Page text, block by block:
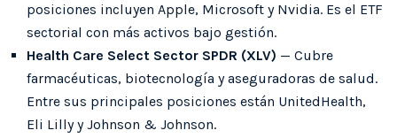
posiciones incluyen Apple, Microsoft y Nvidia. Es el ETF
sectorial con más activos bajo gestión.
Health Care Select Sector SPDR (XLV) — Cubre
farmacéuticas, biotecnología y aseguradoras de salud.
Entre sus principales posiciones están UnitedHealth,
Eli Lilly y Johnson & Johnson.